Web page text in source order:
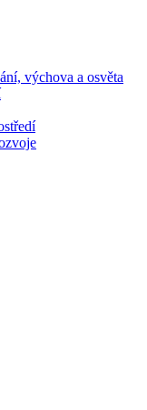
výchova a osvěta